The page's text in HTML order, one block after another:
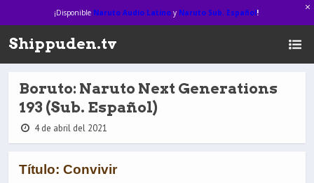
¡Disponible Naruto Audio Latinoy Naruto Sub. Español!
Shippuden.tv
Boruto: Naruto Next Generations
193 (Sub. Español)
4 de abril del 2021
Título: Convivir